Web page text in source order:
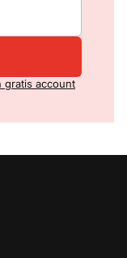
gratis account